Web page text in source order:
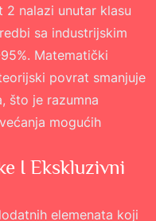
2 nalazi unutar klasu
sa industrijskim
Matematički
povrat smanjuje
što je razumna
mogućih
I Ekskluzivni
elemenata koji